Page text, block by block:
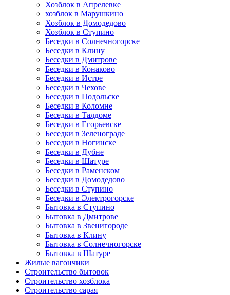
Хозблок в Апрелевке
хозблок в Марушкино
Хозблок в Домодедово
Хозблок в Ступино
Беседки в Солнечногорске
Беседки в Клину
Беседки в Дмитрове
Беседки в Конаково
Беседки в Истре
Беседки в Чехове
Беседки в Подольске
Беседки в Коломне
Беседки в Талдоме
Беседки в Егорьевске
Беседки в Зеленограде
Беседки в Ногинске
Беседки в Дубне
Беседки в Шатуре
Беседки в Раменском
Беседки в Домодедово
Беседки в Ступино
Беседки в Электрогорске
Бытовка в Ступино
Бытовка в Дмитрове
Бытовка в Звенигороде
Бытовка в Клину
Бытовка в Солнечногорске
Бытовка в Шатуре
Жилые вагончики
Строительство бытовок
Строительство хозблока
Строительство сарая